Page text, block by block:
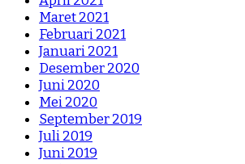
Maret 2021
Februari 2021
Januari 2021
Desember 2020
Juni 2020
Mei 2020
September 2019
Juli 2019
Juni 2019